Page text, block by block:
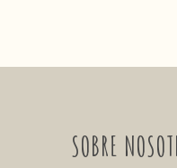
SOBRE